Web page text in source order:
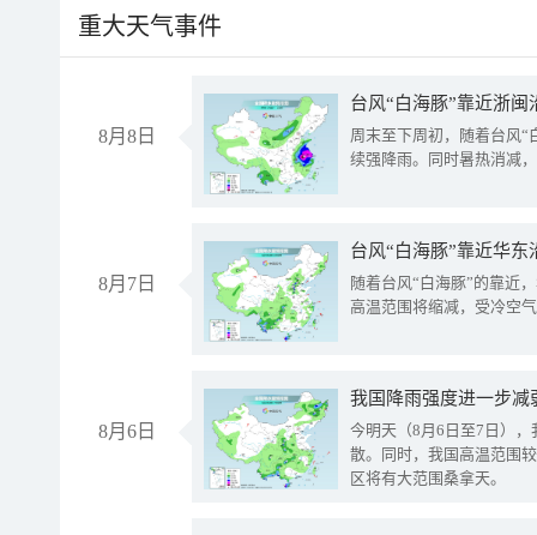
重大天气事件
8月8日
台风“白海豚”靠近浙
周末至下周初，随着台风“
续强降雨。同时暑热消减
8月7日
台风“白海豚”靠近华
随着台风“白海豚”的靠近
高温范围将缩减，受冷空
8月6日
今明天（8月6日至7日）
散。同时，我国高温范围
区将有大范围桑拿天。